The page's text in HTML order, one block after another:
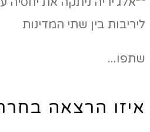
שתפו...
איזו הרצאה